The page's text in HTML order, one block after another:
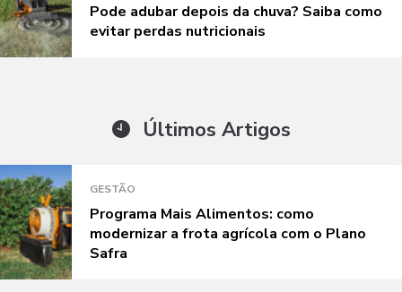
Pode adubar depois da chuva? Saiba como
evitar perdas nutricionais
Últimos Artigos
GESTÃO
Programa Mais Alimentos: como
modernizar a frota agrícola com o Plano
Safra